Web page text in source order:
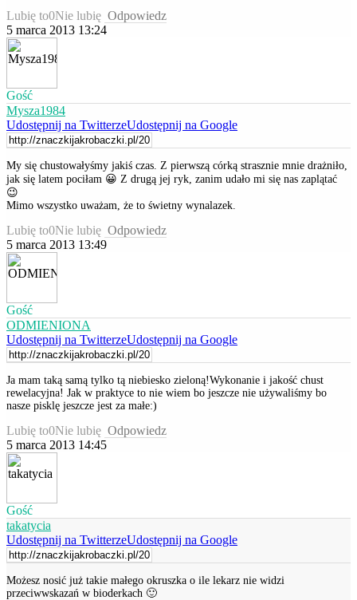
Lubię to0Nie lubię Odpowiedz
5 marca 2013 13:24
Gość
Mysza1984
Udostępnij na TwitterzeUdostępnij na Google
My się chustowałyśmy jakiś czas. Z pierwszą córką strasznie mnie drażniło,
jak się latem pociłam 😀 Z drugą jej ryk, zanim udało mi się nas zaplątać
😉
Mimo wszystko uważam, że to świetny wynalazek.
Lubię to0Nie lubię Odpowiedz
5 marca 2013 13:49
Gość
ODMIENIONA
Udostępnij na TwitterzeUdostępnij na Google
Ja mam taką samą tylko tą niebiesko zieloną!Wykonanie i jakość chust
rewelacyjna! Jak w praktyce to nie wiem bo jeszcze nie używaliśmy bo
nasze pisklę jeszcze jest za małe:)
Lubię to0Nie lubię Odpowiedz
5 marca 2013 14:45
Gość
takatycia
Udostępnij na TwitterzeUdostępnij na Google
Możesz nosić już takie małego okruszka o ile lekarz nie widzi
przeciwwskazań w bioderkach 🙂